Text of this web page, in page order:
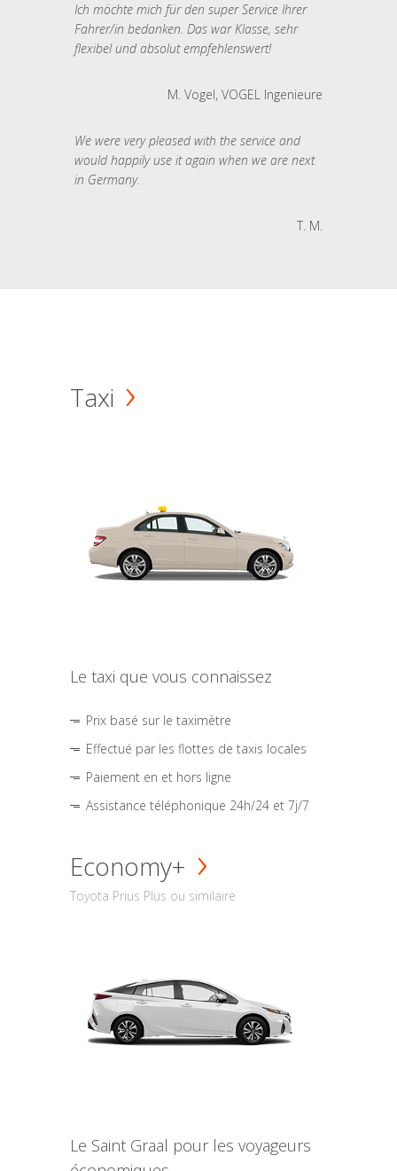
Ich möchte mich für den super Service Ihrer
Fahrer/in bedanken. Das war Klasse, sehr
flexibel und absolut empfehlenswert!
M. Vogel, VOGEL Ingenieure
We were very pleased with the service and
would happily use it again when we are next
in Germany.
T. M.
Taxi
Le taxi que vous connaissez
Prix basé sur le taximètre
Effectué par les flottes de taxis locales
Paiement en et hors ligne
Assistance téléphonique 24h/24 et 7j/7
Economy+
Toyota Prius Plus ou similaire
Le Saint Graal pour les voyageurs